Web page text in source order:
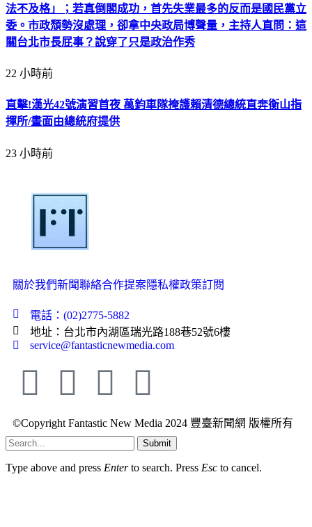
法不及格」；若真倒閣成功，首先失業最多的反而是國民黨立
委。市政頹勢沒處理，卻拿中央政局博聲量，主持人直問：這
關台北市長屁事？說穿了只是政治作秀
22 小時前
直擊!漢光42號演習首夜 萬鈞車隊掩護賴清德總統直奔衡山指
揮所/畫面由總統府提供
23 小時前
關於我們新聞聯絡合作提案隱私權政策訂閱
電話：(02)2775-5882
地址：台北市內湖區瑞光路188巷52號6樓
service@fantasticnewmedia.com
©Copyright Fantastic New Media 2024 豐臺新聞網 版權所有
Submit
Type above and press Enterto search. Press Esc to cancel.